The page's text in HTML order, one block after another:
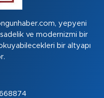
yepyeni
ve modernizmi bir
bir altyapı